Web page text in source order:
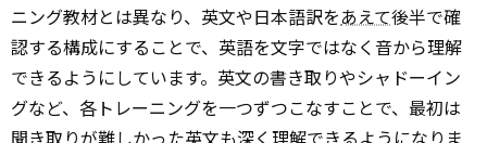
ニング教材とは異なり、英文や日本語訳をあえて後半で確
認する構成にすることで、英語を文字ではなく音から理解
できるようにしています。英文の書き取りやシャドーイン
グなど、各トレーニングを一つずつこなすことで、最初は
聞き取りが難しかった英文も深く理解できるようになりま